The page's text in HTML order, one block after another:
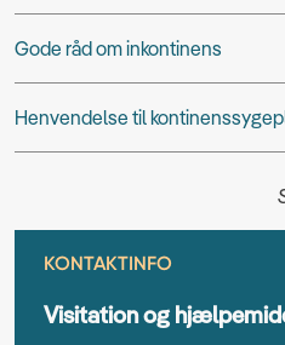
Gode råd om inkontinens
Henvendelse til
KONTAKTINFO
Visitation og